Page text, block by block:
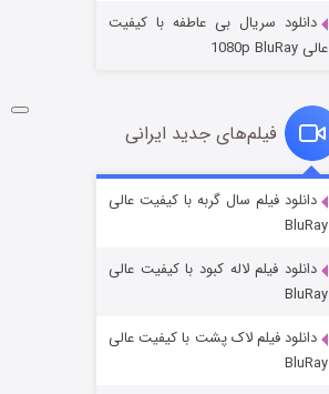
شوگر فصل ۲
قسمت
دانلود سریال بی عاطفه با کیفیت
عالی 1080p BluRay
فیلم‌های جدید ایرانی
دانلود فیلم سال گربه با کیفیت عالی
BluRay
دانلود فیلم لاله کبود با کیفیت عالی
BluRay
دانلود فیلم لاک پشت با کیفیت عالی
BluRay